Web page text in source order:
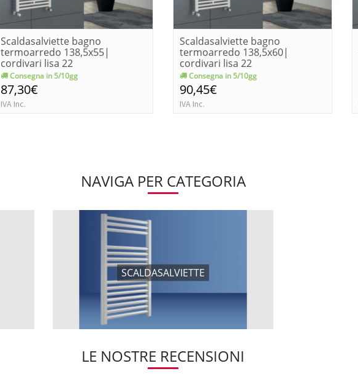
Scaldasalviette bagno
termoarredo 138,5x55|
cordivari lisa 22
Consegna in 5/10gg
87,30€
IVA Inc.
Scaldasalviette bagno
termoarredo 138,5x60|
cordivari lisa 22
Consegna in 5/10gg
90,45€
IVA Inc.
NAVIGA PER CATEGORIA
SCALDASALVIETTE
LE NOSTRE RECENSIONI